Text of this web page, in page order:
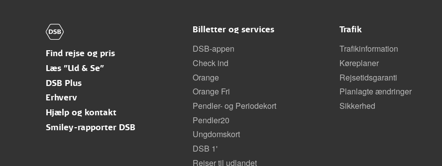
Find rejse og pris
Læs "Ud & Se"
DSB Plus
Erhverv
Hjælp og kontakt
Smiley-rapporter DSB
Billetter og services
DSB-appen
Check ind
Orange
Orange Fri
Pendler- og Periodekort
Pendler20
Ungdomskort
DSB 1'
Rejser til udlandet
Trafik
Trafikinformation
Køreplaner
Rejsetidsgaranti
Planlagte ændringer
Sikkerhed